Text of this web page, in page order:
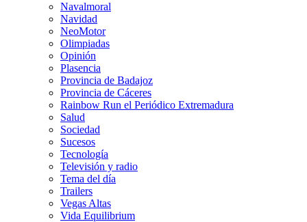
Navalmoral
Navidad
NeoMotor
Olimpiadas
Opinión
Plasencia
Provincia de Badajoz
Provincia de Cáceres
Rainbow Run el Periódico Extremadura
Salud
Sociedad
Sucesos
Tecnología
Televisión y radio
Tema del día
Trailers
Vegas Altas
Vida Equilibrium